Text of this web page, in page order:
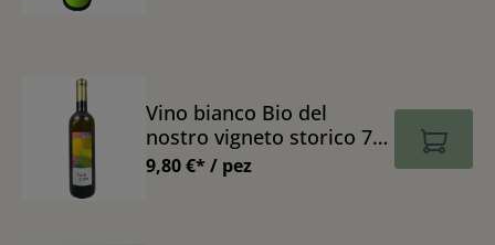
Vino bianco Bio del
nostro vigneto storico 750
ml
9,80 €* / pez